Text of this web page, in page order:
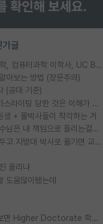
글
Korea University 수학, 컴퓨터과학 이학사, UC Berkeley 산업공학 대학원 공학박사가 되는 것은 쉽지 않겠죠?
아보는 방법 (장문주의)
(공대 기준)
대학원생들 교수에게 가스라이팅 당한 것은 이해가 갑니다. 안타깝네요.
생 + 물박사들이 착각하는 거
왜 후배가 못하는걸 교수님은 내 책임으로 돌리는걸까요?
SSH 박사과정을 그만두고 지방대 박사로 옮기면 교수의 꿈은 끝일까요?
올리냐
도움많이됐는데
우리나라도 학구 열풍보면 Higher Doctorate 학위가 필요하다고 봅니다.